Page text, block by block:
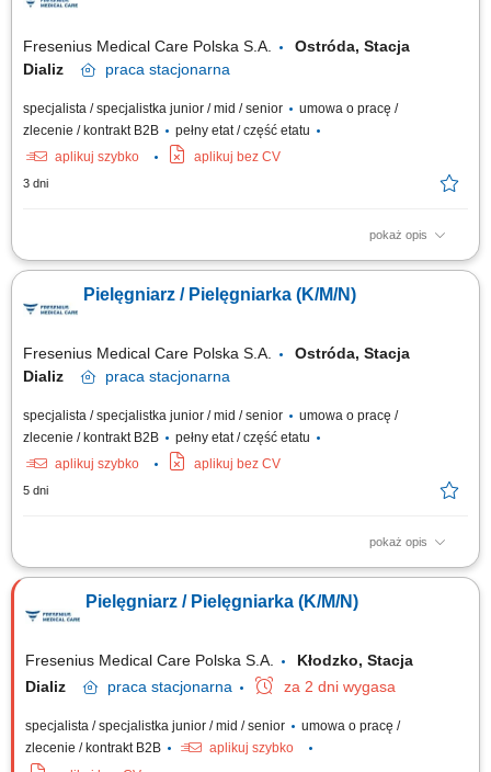
Fresenius Medical Care Polska S.A.
Ostróda, Stacja
Dializ
praca stacjonarna
specjalista / specjalistka junior / mid / senior
umowa o pracę /
zlecenie / kontrakt B2B
pełny etat / część etatu
aplikuj szybko
aplikuj bez CV
3 dni
pokaż opis
Zakres obowiązków: Przygotowywanie stanowiska, aparatury
przygotowywanie pacjenta do dializy (pomiar parametrów życiowych,
ocena dostępu naczyniowego) Podłączanie zabiegu dializy przez
Pielęgniarz / Pielęgniarka (K/M/N)
Fresenius Medical Care Polska S.A.
Ostróda, Stacja
Dializ
praca stacjonarna
specjalista / specjalistka junior / mid / senior
umowa o pracę /
zlecenie / kontrakt B2B
pełny etat / część etatu
aplikuj szybko
aplikuj bez CV
5 dni
pokaż opis
Opis stanowiska: Dokumentowanie przebiegu dializy i procesów
przygotowanie maszyny do dializy oraz dializatora; Przygotowanie
pacjenta do dializy zgodnie z obowiązującym protokołem (kontrola wagi,
Pielęgniarz / Pielęgniarka (K/M/N)
Fresenius Medical Care Polska S.A.
Kłodzko, Stacja
Dializ
praca stacjonarna za 2 dni wygasa
specjalista / specjalistka junior / mid / senior
umowa o pracę /
zlecenie / kontrakt B2B
aplikuj szybko